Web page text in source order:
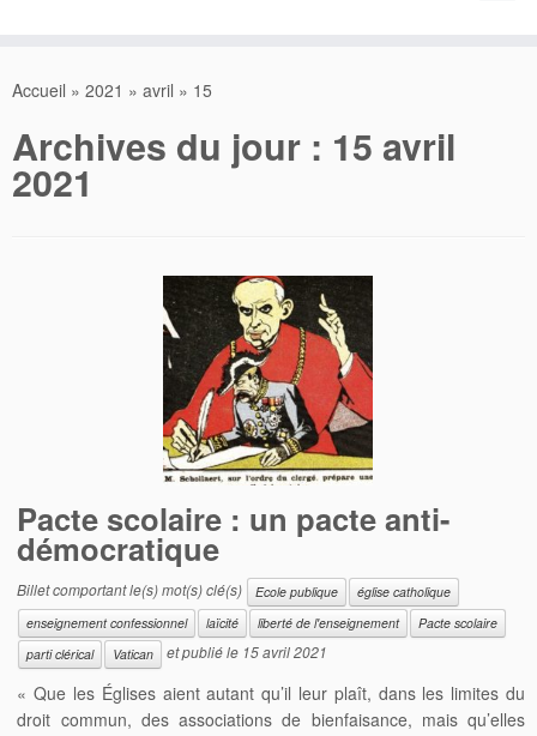
Accueil » 2021 » avril » 15
Archives du jour : 15 avril
2021
Pacte scolaire : un pacte anti-
démocratique
Billet comportant le(s) mot(s) clé(s) Ecole publique
église catholique
enseignement confessionnel
laïcité liberté de l'enseignement
Pacte scolaire
parti clérical
Vatican et publié le 15 avril 2021
« Que les Églises aient autant qu’il leur plaît, dans les limites du
droit commun, des associations de bienfaisance, mais qu’elles